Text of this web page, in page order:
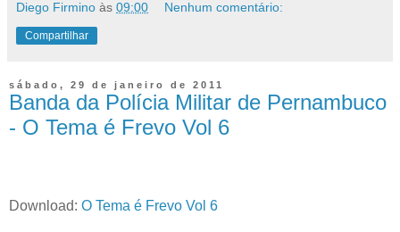
Diego Firmino às 09:00 Nenhum comentário:
Compartilhar
sábado, 29 de janeiro de 2011
Banda da Polícia Militar de Pernambuco
- O Tema é Frevo Vol 6
Download: O Tema é Frevo Vol 6